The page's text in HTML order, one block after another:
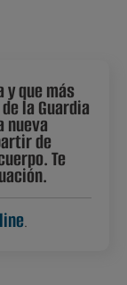
y que más
la Guardia
nueva
de
Te
.